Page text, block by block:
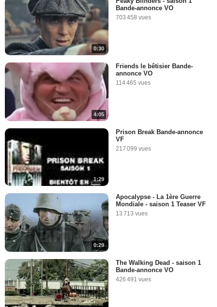
0:30
Bande-annonce VO
703 458 vues
4:05
Friends le bêtisier Bande-
annonce VO
114 465 vues
1:29
Prison Break Bande-annonce
VF
217 099 vues
0:29
Apocalypse - La 1ère Guerre
Mondiale - saison 1 Teaser VF
13 713 vues
The Walking Dead - saison 1
Bande-annonce VO
426 491 vues